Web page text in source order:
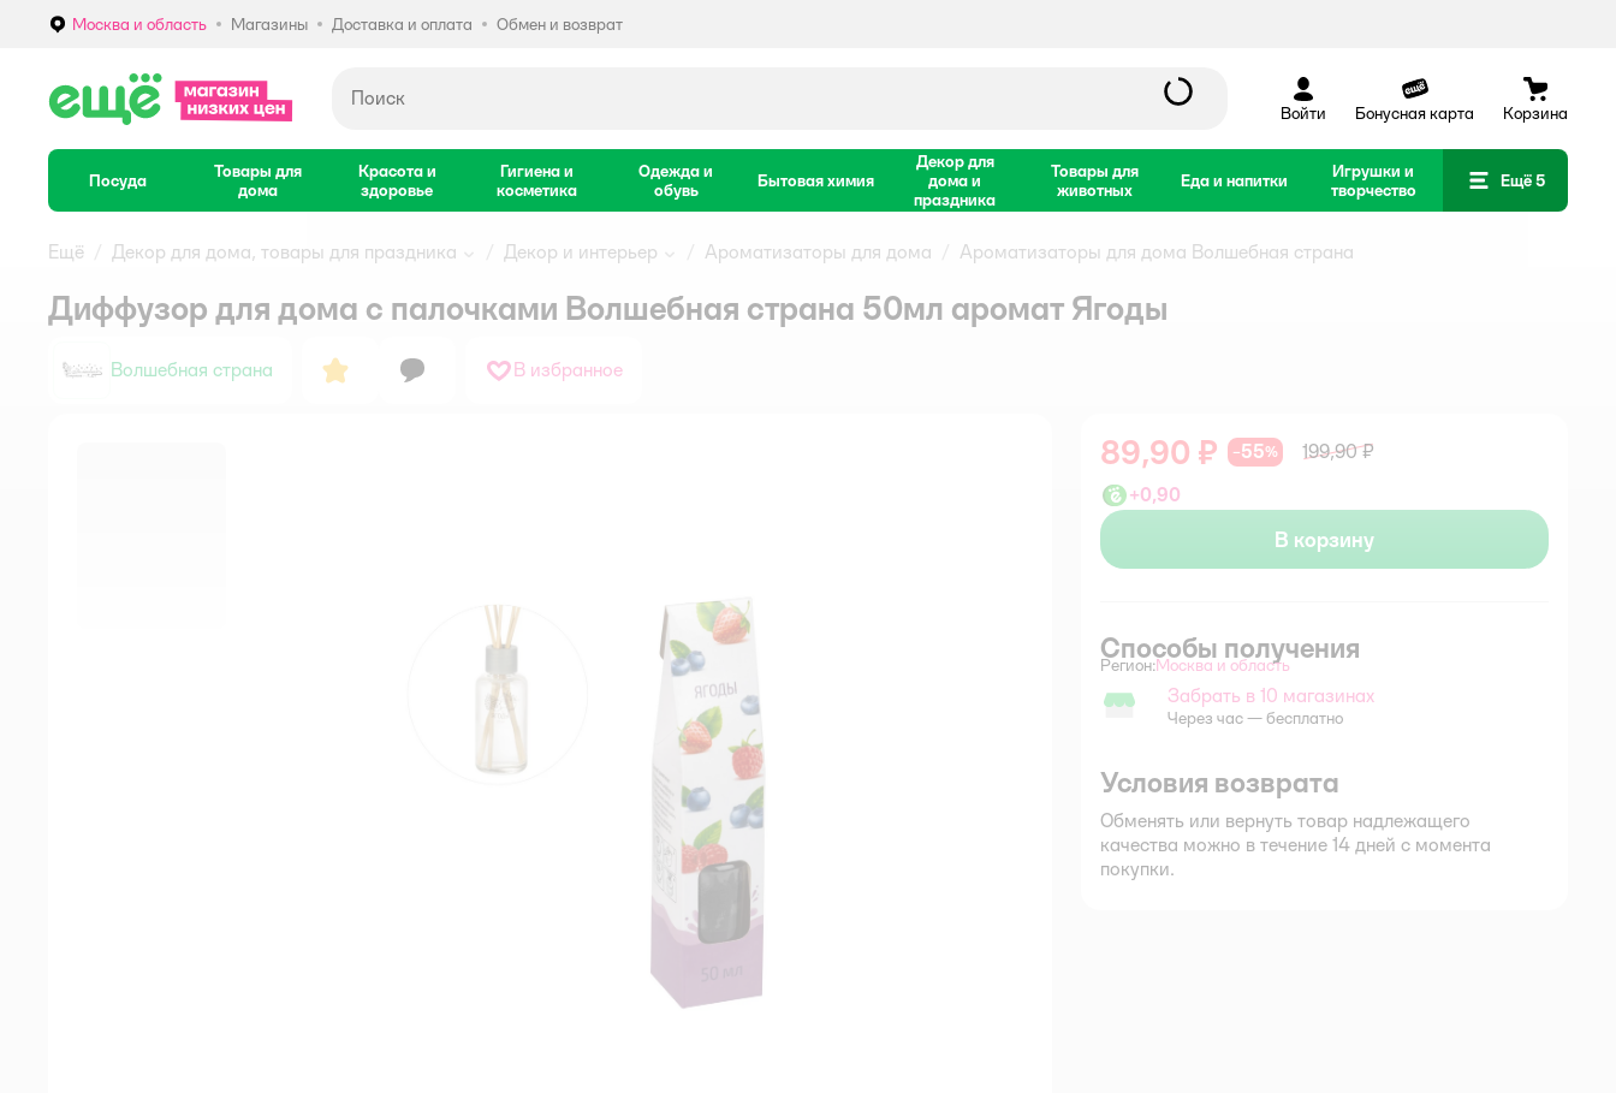
Выбор адреса доставки.
Москва и область Магазины Доставка и оплата Обмен и возврат
Войти Бонусная карта Корзина
Посуда
Товары для
дома
Красота и
здоровье
Гигиена и
косметика
Одежда и
обувь
Бытовая химия
Декор для
дома и
праздника
Товары для
животных
Еда и напитки
Игрушки и
творчество
Ещё 5
Ещё Декор для дома, товары для праздника Декор и интерьер Ароматизаторы для дома Ароматизаторы для дома Волшебная страна
Диффузор для дома с палочками Волшебная страна 50мл аромат Ягоды
Волшебная страна В избранное
89,90 ₽ −55%
199,90 ₽
+0,90
В корзину
Способы получения
Регион: Выбор адреса доставки.
Москва и область
Забрать в магазине
Забрать в 10 магазинах
Через час — бесплатно
Условия возврата
Обменять или вернуть товар надлежащего
качества можно в течение 14 дней с момента
покупки.